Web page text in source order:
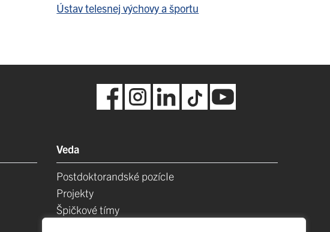
Ústav telesnej výchovy a športu
Veda
Postdoktorandské pozícIe
Projekty
Špičkové tímy